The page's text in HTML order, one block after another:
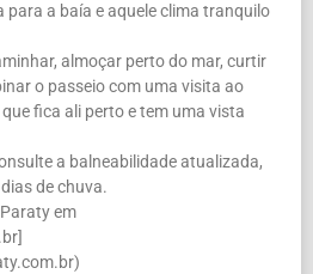
para a baía e aquele clima tranquilo
almoçar perto do mar, curtir
o passeio com uma visita ao
fica ali perto e tem uma vista
a balneabilidade atualizada,
de chuva.
em